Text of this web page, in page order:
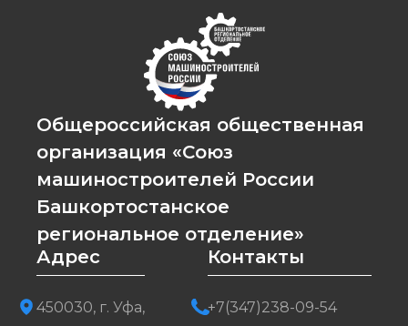
Общероссийская общественная
организация «Союз
машиностроителей России
Башкортостанское
региональное отделение»
Адрес
450030, г. Уфа,
Контакты
+7(347)238-09-54